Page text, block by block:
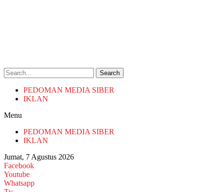
Search
PEDOMAN MEDIA SIBER
IKLAN
Menu
PEDOMAN MEDIA SIBER
IKLAN
Jumat, 7 Agustus 2026
Facebook
Youtube
Whatsapp